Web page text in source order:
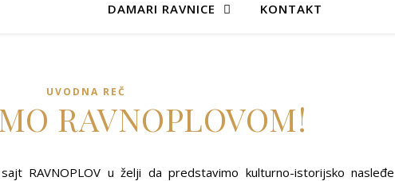
DAMARI RAVNICE KONTAKT
UVODNA REČ
RAVNOPLOVOM!
RAVNOPLOV u želji da predstavimo kulturno-istorijsko nasleđe